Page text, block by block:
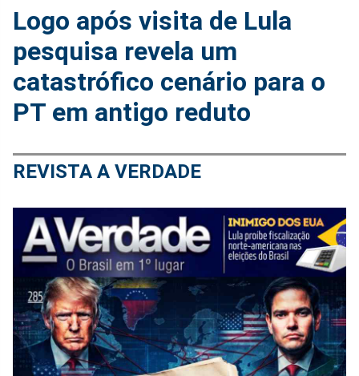
Logo após visita de Lula
pesquisa revela um
catastrófico cenário para o
PT em antigo reduto
REVISTA A VERDADE